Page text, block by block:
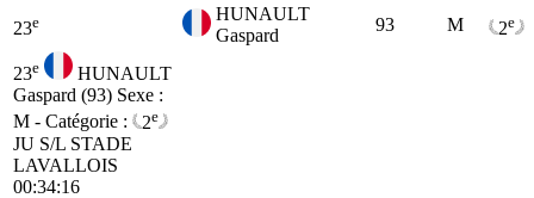
23e
HUNAULT
Gaspard
93 M 2e
23e
HUNAULT
Gaspard (93) Sexe :
M - Catégorie :
2e
JU S/L STADE
LAVALLOIS
00:34:16